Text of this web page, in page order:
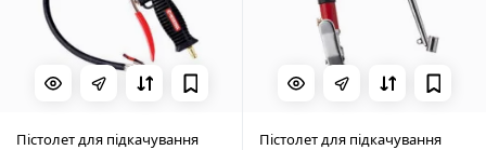
Пістолет для підкачування
Пістолет для підкачування